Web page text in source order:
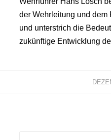
der Wehrleitung und dem
und unterstrich die
zukünftige Entwicklung